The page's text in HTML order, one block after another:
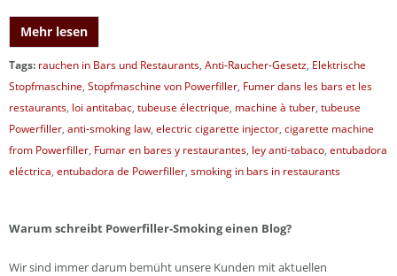
Mehr lesen
Tags: rauchen in Bars und Restaurants, Anti-Raucher-Gesetz, Elektrische
Stopfmaschine, Stopfmaschine von Powerfiller, Fumer dans les bars et les
restaurants, loi antitabac, tubeuse électrique, machine à tuber, tubeuse
Powerfiller, anti-smoking law, electric cigarette injector, cigarette machine
from Powerfiller, Fumar en bares y restaurantes, ley anti-tabaco, entubadora
eléctrica, entubadora de Powerfiller, smoking in bars in restaurants
Warum schreibt Powerfiller-Smoking einen Blog?
Wir sind immer darum bemüht unsere Kunden mit aktuellen